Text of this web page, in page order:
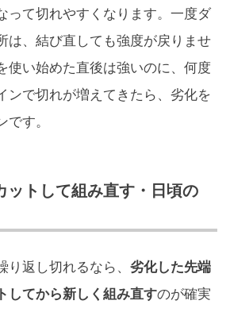
って切れやすくなります。一度ダ
は、結び直しても強度が戻りませ
使い始めた直後は強いのに、何度
ンで切れが増えてきたら、劣化を
です。
ットして組み直す・日頃の
返し切れるなら、 劣化した先端
してから新しく組み直すのが確実